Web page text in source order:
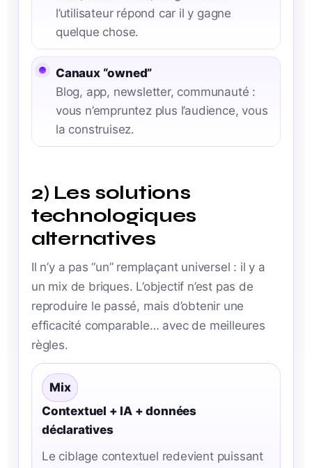
l’utilisateur répond car il y gagne
quelque chose.
Canaux “owned”
Blog, app, newsletter, communauté :
vous n’empruntez plus l’audience, vous
la construisez.
2) Les solutions
technologiques
alternatives
Il n’y a pas “un” remplaçant universel : il y a
un mix de briques. L’objectif n’est pas de
reproduire le passé, mais d’obtenir une
efficacité comparable… avec de meilleures
règles.
Mix
Contextuel + IA + données
déclaratives
Le ciblage contextuel redevient puissant